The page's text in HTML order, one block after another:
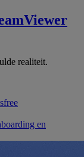
realiteit.
en